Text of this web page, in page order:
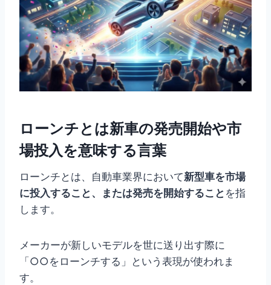
ローンチとは新車の発売開始や市
場投入を意味する言葉
ローンチとは、自動車業界において新型車を市場
に投入すること、または発売を開始すること を指
します。
メーカーが新しいモデルを世に送り出す際に
「○○をローンチする」という表現が使われま
す。